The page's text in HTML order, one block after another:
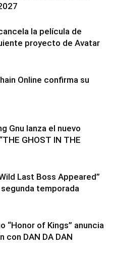
la película de
proyecto de Avatar
Online confirma su
Gnu lanza el nuevo
GHOST IN THE
Last Boss Appeared”
temporada
“Honor of Kings” anuncia
con DAN DA DAN